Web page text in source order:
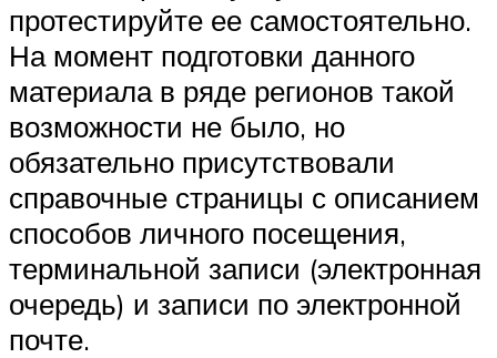
протестируйте ее самостоятельно.
На момент подготовки данного
материала в ряде регионов такой
возможности не было, но
обязательно присутствовали
справочные страницы с описанием
способов личного посещения,
терминальной записи (электронная
очередь) и записи по электронной
почте.